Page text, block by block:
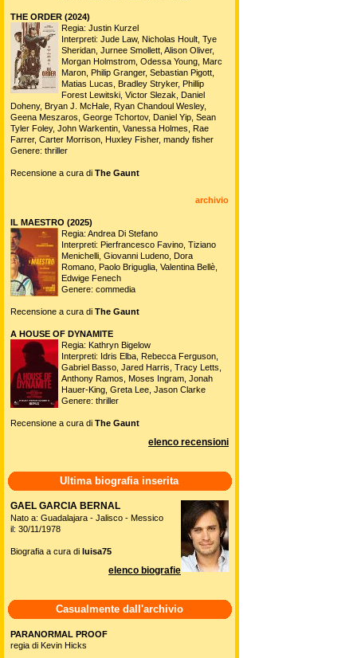
THE ORDER (2024)
Regia: Justin Kurzel
Interpreti: Jude Law, Nicholas Hoult, Tye
Sheridan, Jurnee Smollett, Alison Oliver,
Morgan Holmstrom, Odessa Young, Marc
Maron, Philip Granger, Sebastian Pigott,
Matias Lucas, Bradley Stryker, Phillip
Forest Lewitski, Victor Slezak, Daniel
Doheny, Bryan J. McHale, Ryan Chandoul Wesley,
Geena Meszaros, George Tchortov, Daniel Yip, Sean
Tyler Foley, John Warkentin, Vanessa Holmes, Rae
Farrer, Carter Morrison, Huxley Fisher, mandy fisher
Genere: thriller
Recensione a cura di The Gaunt
archivio
IL MAESTRO (2025)
Regia: Andrea Di Stefano
Interpreti: Pierfrancesco Favino, Tiziano
Menichelli, Giovanni Ludeno, Dora
Romano, Paolo Briguglia, Valentina Bellè,
Edwige Fenech
Genere: commedia
Recensione a cura di The Gaunt
A HOUSE OF DYNAMITE
Regia: Kathryn Bigelow
Interpreti: Idris Elba, Rebecca Ferguson,
Gabriel Basso, Jared Harris, Tracy Letts,
Anthony Ramos, Moses Ingram, Jonah
Hauer-King, Greta Lee, Jason Clarke
Genere: thriller
Recensione a cura di The Gaunt
elenco recensioni
Ultima biografia inserita
GAEL GARCIA BERNAL
Nato a: Guadalajara - Jalisco - Messico
il: 30/11/1978
Biografia a cura di luisa75
elenco biografie
Casualmente dall'archivio
PARANORMAL PROOF
regia di Kevin Hicks